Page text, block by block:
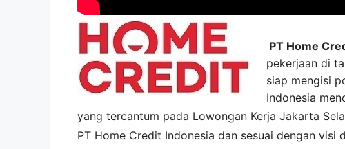
PT Home
pekerjaan di
siap mengisi
Indonesia
yang tercantum pada Lowongan Kerja Jakarta
PT Home Credit Indonesia dan sesuai dengan visi